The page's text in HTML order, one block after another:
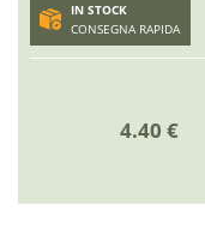
IN STOCK
CONSEGNA RAPIDA
4.40 €